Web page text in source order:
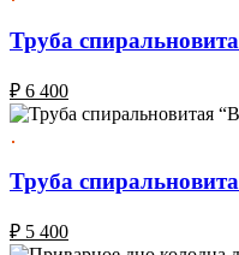
Труба
₽ 6 400
Труба
₽ 5 400